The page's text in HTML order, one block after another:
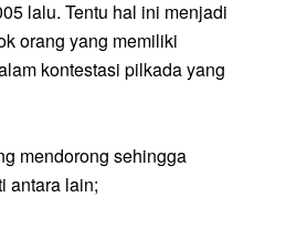
lalu. Tentu hal ini menjadi
orang yang memiliki
kontestasi pilkada yang
mendorong sehingga
antara lain;